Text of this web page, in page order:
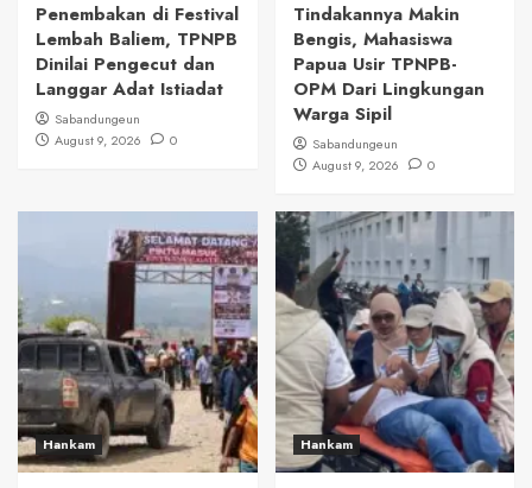
Penembakan di Festival
Lembah Baliem, TPNPB
Dinilai Pengecut dan
Langgar Adat Istiadat
Sabandungeun
August 9, 2026
0
Tindakannya Makin
Bengis, Mahasiswa
Papua Usir TPNPB-
OPM Dari Lingkungan
Warga Sipil
Sabandungeun
August 9, 2026
0
Hankam Hankam